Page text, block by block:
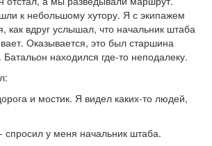
к небольшому хутору. Я с экипажем
как вдруг услышал, что начальник штаба
Оказывается, это был старшина
находился где-то неподалеку.
и мостик. Я видел каких-то людей,
у меня начальник штаба.